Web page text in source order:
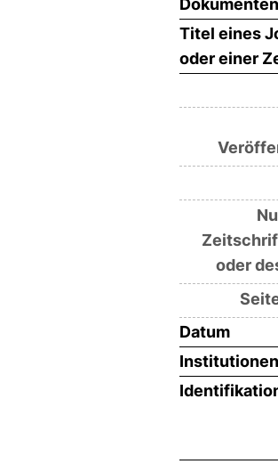
Titel eines
oder einer
oder
Datum
Institutionen